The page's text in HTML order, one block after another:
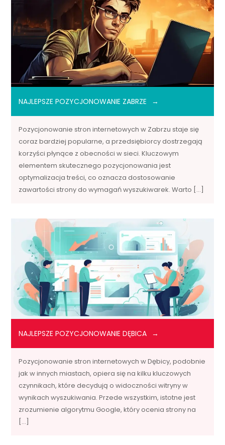
NAJLEPSZE POZYCJONOWANIE ZABRZE
Pozycjonowanie stron internetowych w Zabrzu staje się
coraz bardziej popularne, a przedsiębiorcy dostrzegają
korzyści płynące z obecności w sieci. Kluczowym
elementem skutecznego pozycjonowania jest
optymalizacja treści, co oznacza dostosowanie
zawartości strony do wymagań wyszukiwarek. Warto […]
NAJLEPSZE POZYCJONOWANIE DĘBICA
Pozycjonowanie stron internetowych w Dębicy, podobnie
jak w innych miastach, opiera się na kilku kluczowych
czynnikach, które decydują o widoczności witryny w
wynikach wyszukiwania. Przede wszystkim, istotne jest
zrozumienie algorytmu Google, który ocenia strony na
[…]